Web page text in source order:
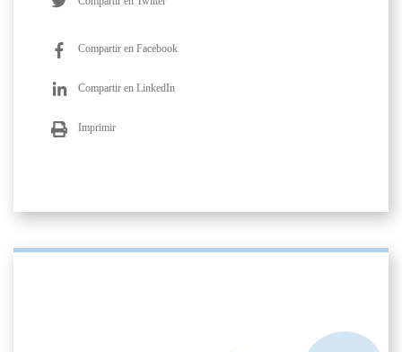
Compartir en Facebook
Compartir en LinkedIn
Imprimir